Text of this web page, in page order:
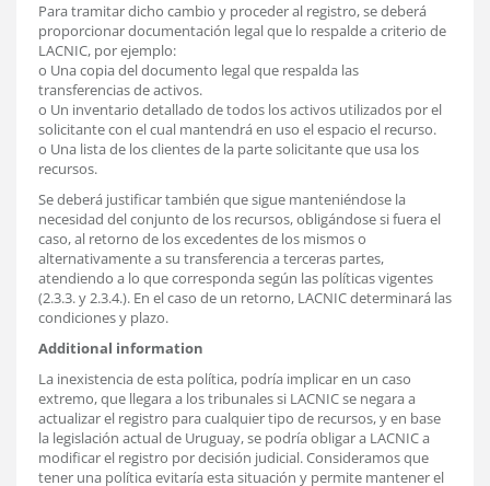
Para tramitar dicho cambio y proceder al registro, se deberá
proporcionar documentación legal que lo respalde a criterio de
LACNIC, por ejemplo:
o Una copia del documento legal que respalda las
transferencias de activos.
o Un inventario detallado de todos los activos utilizados por el
solicitante con el cual mantendrá en uso el espacio el recurso.
o Una lista de los clientes de la parte solicitante que usa los
recursos.
Se deberá justificar también que sigue manteniéndose la
necesidad del conjunto de los recursos, obligándose si fuera el
caso, al retorno de los excedentes de los mismos o
alternativamente a su transferencia a terceras partes,
atendiendo a lo que corresponda según las políticas vigentes
(2.3.3. y 2.3.4.). En el caso de un retorno, LACNIC determinará las
condiciones y plazo.
Additional information
La inexistencia de esta política, podría implicar en un caso
extremo, que llegara a los tribunales si LACNIC se negara a
actualizar el registro para cualquier tipo de recursos, y en base
la legislación actual de Uruguay, se podría obligar a LACNIC a
modificar el registro por decisión judicial. Consideramos que
tener una política evitaría esta situación y permite mantener el